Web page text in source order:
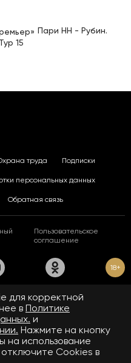
Пари НН - Рубин.
15
труда Подписки
персональных данных
Обратная связь
Пользовательское
соглашение
18+
технологии. Подробнее
технологий.
«www.matchtv.ru»
в сфере связи,
(Роскомнадзор).
информации ЭЛ № ФС 77 - 72390
«www.matchtv.ru»: ООО
для корректной
в Политике
и
Нажмите на кнопку
на использование
Cookies в